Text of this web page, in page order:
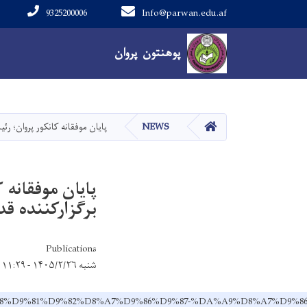
پوهنتون پروان
Info@parwan.edu.af
9325200006
Main navigation
پوهنتون پروان
صفحه اصلیNEWS پایان موفقانه کانکور پروان؛
پایان
برگزارکننده
Publications
شنبه ۱۴۰۵/۲/۲۶ - ۱۱:۲۹